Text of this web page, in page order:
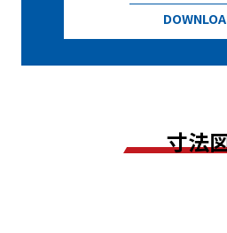
総合カタログダウンロ
ごあいさつ寸法